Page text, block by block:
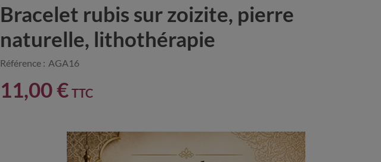
Bracelet rubis sur zoizite, pierre
naturelle, lithothérapie
Référence : AGA16
11,00 € TTC